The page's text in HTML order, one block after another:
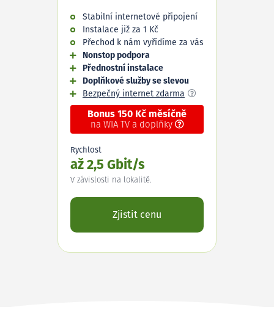
Stabilní internetové připojení
Instalace již za 1 Kč
Přechod k nám vyřídíme za vás
Nonstop podpora
Přednostní instalace
Doplňkové služby se slevou
Bezpečný internet zdarma
Bonus 150 Kč měsíčně
na WIA TV a doplňky
Rychlost
až 2,5 Gbit/s
V závislosti na lokalitě.
Zjistit cenu